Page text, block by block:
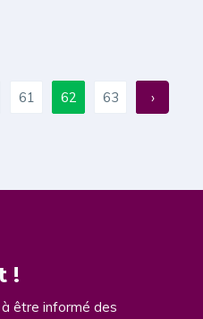
61 62 63 ›
!
être informé des